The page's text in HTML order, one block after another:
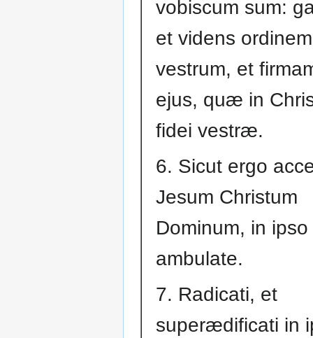
vobiscum sum:
et videns ordinem
vestrum, et
ejus, quæ in
fidei vestræ.
6. Sicut ergo
Jesum Christum
Dominum, in ipso
ambulate.
7. Radicati, et
superædificati in